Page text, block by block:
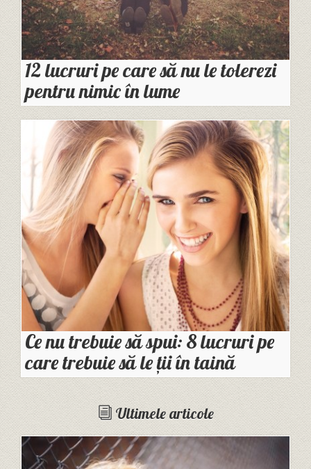
12 lucruri pe care să nu le tolerezi
pentru nimic în lume
Ce nu trebuie să spui: 8 lucruri pe
care trebuie să le ții în taină
Ultimele articole